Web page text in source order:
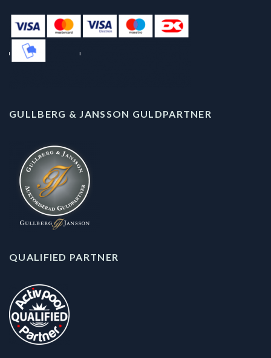
GULLBERG & JANSSON GULDPARTNER
QUALIFIED PARTNER